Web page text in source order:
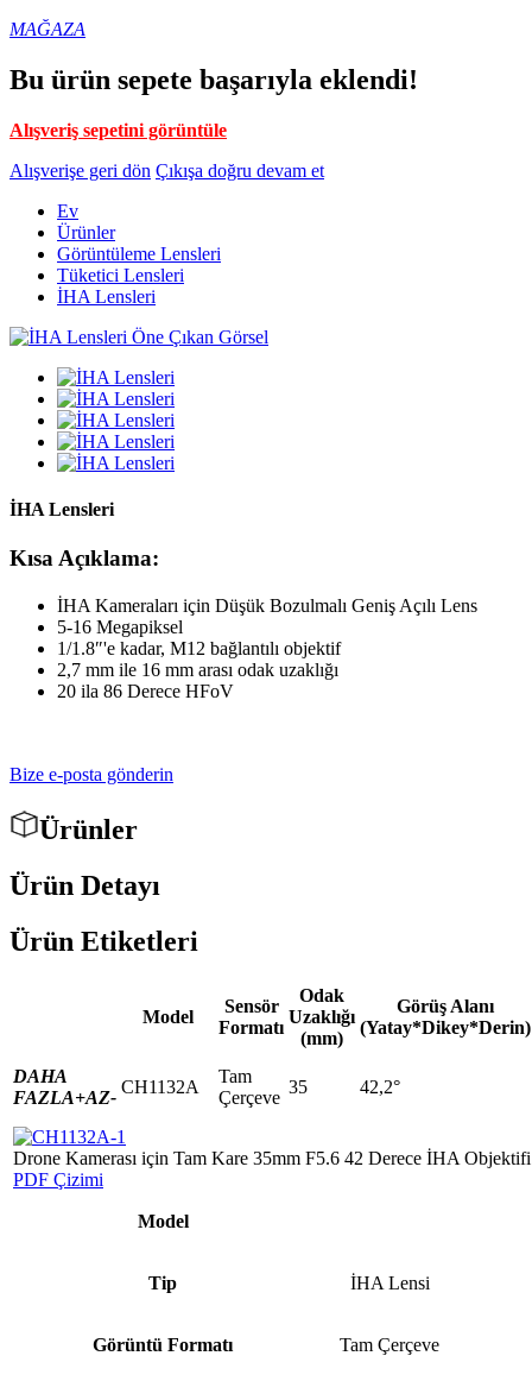
MAĞAZA
Bu ürün sepete başarıyla eklendi!
Alışveriş sepetini görüntüle
Alışverişe geri dön Çıkışa doğru devam et
Ev
Ürünler
Görüntüleme Lensleri
Tüketici Lensleri
İHA Lensleri
İHA Lensleri
Kısa Açıklama:
İHA Kameraları için Düşük Bozulmalı Geniş Açılı Lens
5-16 Megapiksel
1/1.8″'e kadar, M12 bağlantılı objektif
2,7 mm ile 16 mm arası odak uzaklığı
20 ila 86 Derece HFoV
Bize e-posta gönderin
Ürünler
Ürün Detayı
Ürün Etiketleri
Model
Sensör
Formatı
Odak
Uzaklığı
(mm)
Görüş Alanı
(Yatay*Dikey*Derin)
DAHA
FAZLA+AZ-
CH1132A
Tam
Çerçeve
35 42,2°
Drone Kamerası için Tam Kare 35mm F5.6 42 Derece İHA Objektifi
PDF Çizimi
Model
Tip İHA Lensi
Görüntü Formatı Tam Çerçeve